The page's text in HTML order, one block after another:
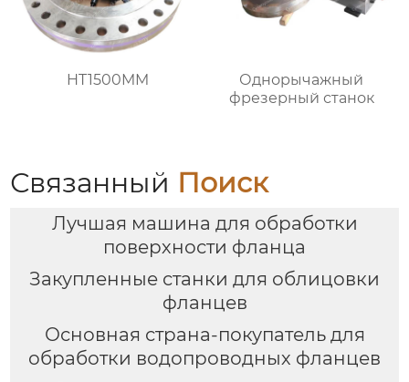
HT1500MM
Однорычажный
фрезерный станок
Связанный Поиск
Лучшая машина для обработки
поверхности фланца
Закупленные станки для облицовки
фланцев
Основная страна-покупатель для
обработки водопроводных фланцев